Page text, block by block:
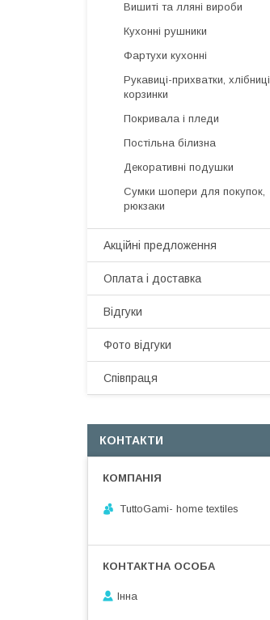
Вишиті та лляні вироби
Кухонні рушники
Фартухи кухонні
Рукавиці-прихватки, хлібниці
корзинки
Покривала і пледи
Постільна білизна
Декоративні подушки
Сумки шопери для покупок,
рюкзаки
Акційні предложення
Оплата і доставка
Відгуки
Фото відгуки
Співпраця
КОНТАКТИ
TuttoGami- home textiles
Інна